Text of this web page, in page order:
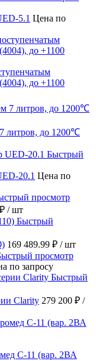
5.1 Цена по
до +1100
литров, до 1200℃
Быстрый
20.1 Цена по
просмотр
/ шт
Быстрый
169 489.99 ₽ / шт
просмотр
по запросу
Быстрый
Clarity 279 200 ₽ /
С-11 (вар. 2ВА